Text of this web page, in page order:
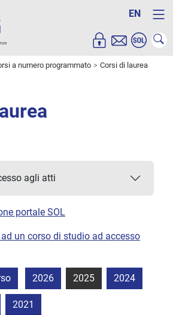
EN
a numero programmato Corsi di laurea
agli atti
portale SOL
un corso di studio ad accesso
2026 2025 2024
2021